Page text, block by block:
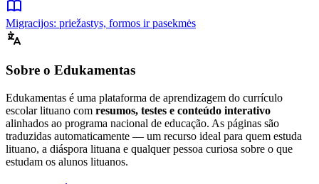
Migracijos: priežastys, formos ir pasekmės
Sobre o Edukamentas
Edukamentas é uma plataforma de aprendizagem do currículo
escolar lituano com resumos, testes e conteúdo interativo
alinhados ao programa nacional de educação. As páginas são
traduzidas automaticamente — um recurso ideal para quem estuda
lituano, a diáspora lituana e qualquer pessoa curiosa sobre o que
estudam os alunos lituanos.